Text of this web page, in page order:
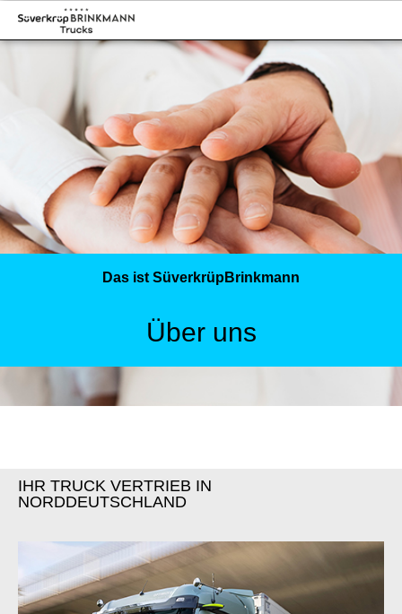
Das ist SüverkrüpBrinkmann
Über uns
IHR TRUCK VERTRIEB IN
NORDDEUTSCHLAND